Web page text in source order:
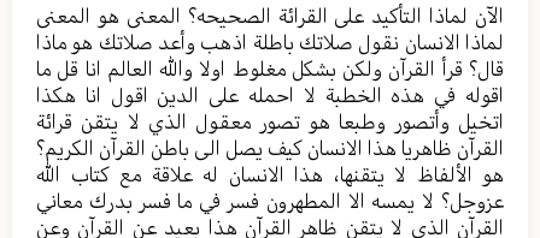
الآن لماذا التأكيد على القرائة الصحيحه؟ المعنى هو المعنى
لماذا الانسان نقول صلاتك باطلة اذهب وأعد صلاتك هو ماذا
قال؟ قرأ القرآن ولكن بشكل مغلوط اولا والله العالم انا قل ما
اقوله في هذه الخطبة لا احمله على الدين اقول انا هكذا
اتخيل وأتصور وطبعا هو تصور معقول الذي لا يتقن قرائة
القرآن ظاهريا هذا الانسان كيف يصل الى باطن القرآن الكريم؟
هو الألفاظ لا يتقنها، هذا الانسان له علاقة مع كتاب الله
عزوجل؟ لا يمسه الا المطهرون فسر في ما فسر بدرك معاني
القرآن الذي لا يتقن ظاهر القرآن هذا بعيد عن القرآن وعن